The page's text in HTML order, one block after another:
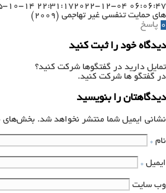
10-14 22:31:172022-12-04 06:06:47
های حمایت تنفسی غیر تهاجمی (۲۰۰۹)
0 پاسخ
دیدگاه خود را ثبت کنید
تمایل دارید در گفتگوها شرکت کنید؟
در گفتگو ها شرکت کنید.
دیدگاهتان را بنویسید
نشانی ایمیل شما منتشر نخواهد شد. بخش‌های
نام *
ایمیل *
وب‌ سایت